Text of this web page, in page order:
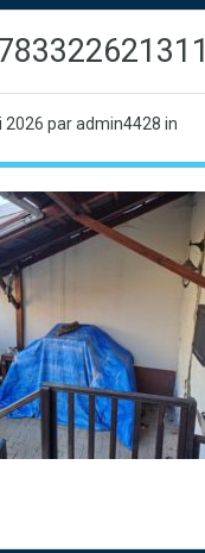
2026 par admin4428 in